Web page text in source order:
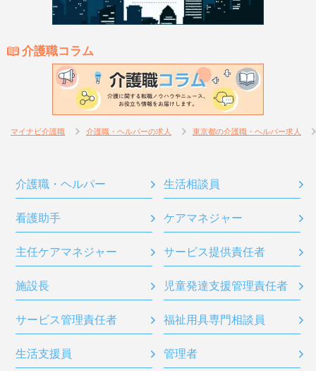
介護職コラム
マイナビ介護職 介護職・ヘルパーの求人 東京都の介護職・ヘルパー求人
介護職・ヘルパー 生活相談員
看護助手 ケアマネジャー
主任ケアマネジャー サービス提供責任者
施設長 児童発達支援管理責任者
サービス管理責任者 福祉用具専門相談員
生活支援員 管理者